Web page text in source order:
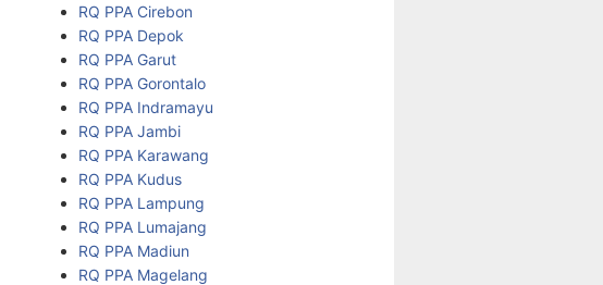
RQ PPA Cirebon
RQ PPA Depok
RQ PPA Garut
RQ PPA Gorontalo
RQ PPA Indramayu
RQ PPA Jambi
RQ PPA Karawang
RQ PPA Kudus
RQ PPA Lampung
RQ PPA Lumajang
RQ PPA Madiun
RQ PPA Magelang